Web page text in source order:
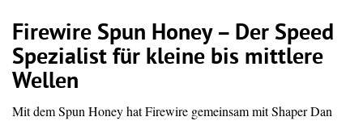
Firewire Spun Honey – Der Speed
Spezialist für kleine bis mittlere
Wellen
Mit dem Spun Honey hat Firewire gemeinsam mit Shaper Dan